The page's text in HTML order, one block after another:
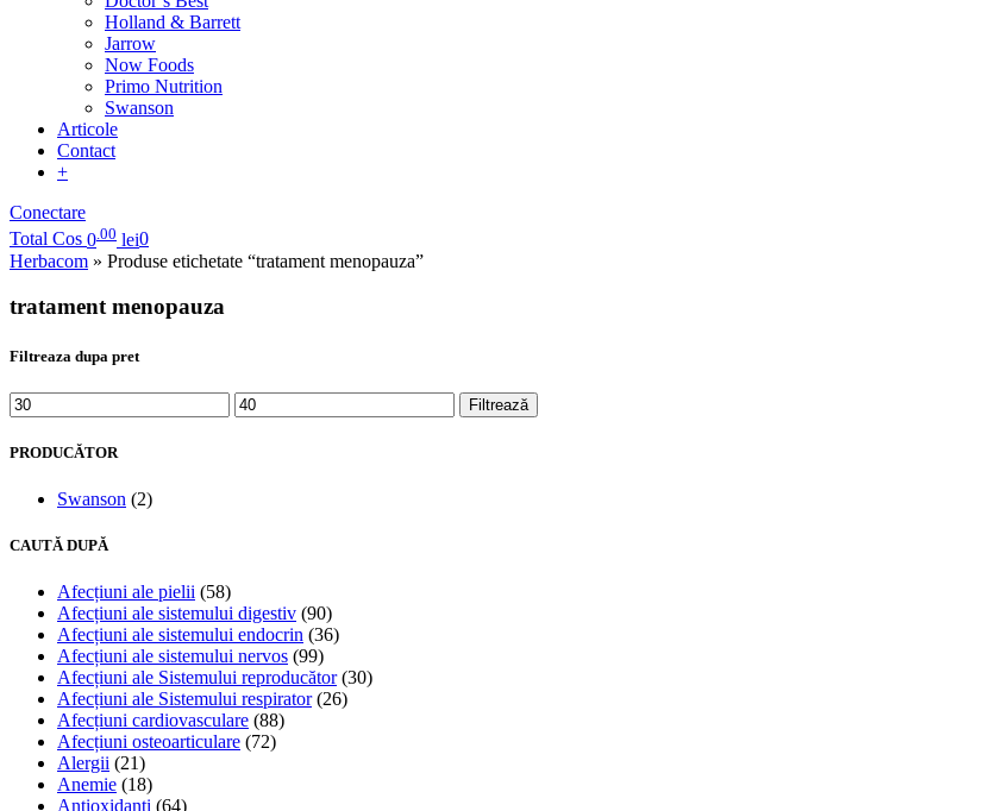
Holland & Barrett
Jarrow
Now Foods
Primo Nutrition
Swanson
Articole
Contact
+
Conectare
Total Cos 0 .00 lei0
Herbacom » Produse etichetate “tratament menopauza”
tratament menopauza
Filtreaza dupa pret
Filtrează
PRODUCĂTOR
Swanson (2)
CAUTĂ DUPĂ
Afecțiuni ale pielii (58)
Afecțiuni ale sistemului digestiv (90)
Afecțiuni ale sistemului endocrin (36)
Afecțiuni ale sistemului nervos (99)
Afecțiuni ale Sistemului reproducător (30)
Afecțiuni ale Sistemului respirator (26)
Afecțiuni cardiovasculare (88)
Afecțiuni osteoarticulare (72)
Alergii (21)
Anemie (18)
Antioxidanți (64)